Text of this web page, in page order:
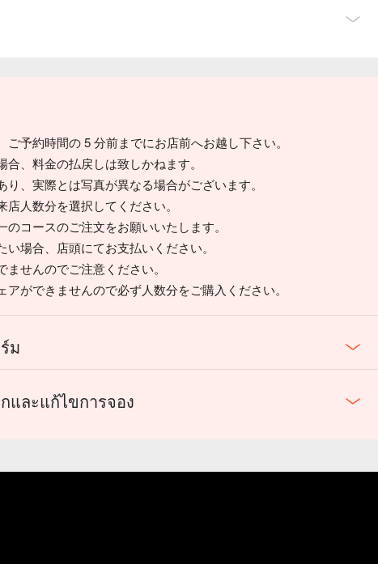
ご予約時間の 5 分前までにお店前へお越し下さい。
、料金の払戻しは致しかねます。
り、実際とは写真が異なる場合がございます。
人数分を選択してください。
のコースのご注文をお願いいたします。
場合、店頭にてお支払いください。
せんのでご注意ください。
アができませんので必ず人数分をご購入ください。
ม
และแก้ไขการจอง